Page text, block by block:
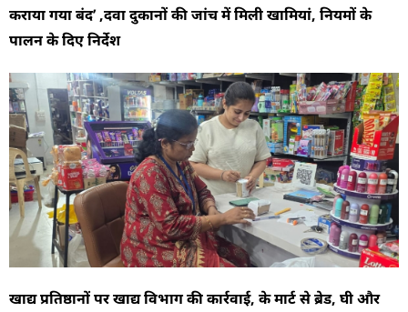
कराया गया बंद’ ,दवा दुकानों की जांच में मिली खामियां, नियमों के
पालन के दिए निर्देश
खाद्य प्रतिष्ठानों पर खाद्य विभाग की कार्रवाई, के मार्ट से ब्रेड, घी और